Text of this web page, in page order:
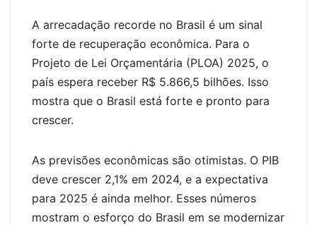
A arrecadação recorde no Brasil é um sinal
forte de recuperação econômica. Para o
Projeto de Lei Orçamentária (PLOA) 2025, o
país espera receber R$ 5.866,5 bilhões. Isso
mostra que o Brasil está forte e pronto para
crescer.
As previsões econômicas são otimistas. O PIB
deve crescer 2,1% em 2024, e a expectativa
para 2025 é ainda melhor. Esses números
mostram o esforço do Brasil em se modernizar